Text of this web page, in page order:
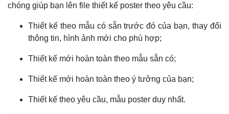
chóng giúp bạn lên file thiết kế poster theo yêu cầu:
Thiết kế theo mẫu có sẵn trước đó của bạn, thay đổi
thông tin, hình ảnh mới cho phù hợp;
Thiết kế mới hoàn toàn theo mẫu sẵn có;
Thiết kế mới hoàn toàn theo ý tưởng của bạn;
Thiết kế theo yêu cầu, mẫu poster duy nhất.